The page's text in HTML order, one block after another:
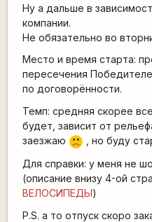
Ну а дальше в
компании.
Не обязательно во
Место и время старта:
пересечения
по договорённости.
Темп: средняя скорее
будет, зависит от
заезжаю
:(
, но буду
Для справки: у меня не
(описание внизу 4-ой
ВЕЛОСИПЕДЫ)
P.S. а то отпуск скоро